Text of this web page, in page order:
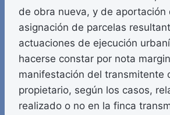
de obra nueva, y de aportación
asignación de parcelas
actuaciones de ejecución
hacerse constar por nota
manifestación del transmitente
propietario, según los casos,
realizado o no en la finca